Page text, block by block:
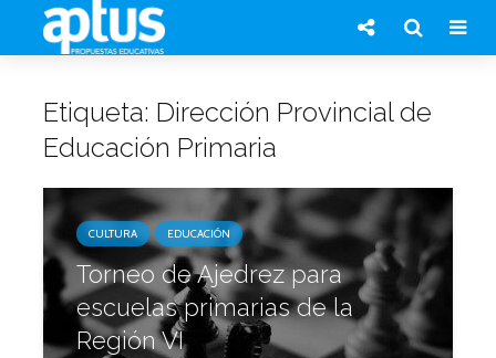
Etiqueta: Dirección Provincial de
Educación Primaria
CULTURA EDUCACIÓN
Torneo de Ajedrez para
escuelas primarias de la
Región VI